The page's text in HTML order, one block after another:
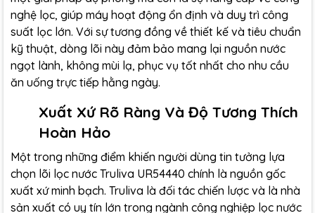
nghệ lọc, giúp máy hoạt động ổn định và duy trì công
suất lọc lớn. Với sự tương đồng về thiết kế và tiêu chuẩn
kỹ thuật, dòng lõi này đảm bảo mang lại nguồn nước
ngọt lành, không mùi lạ, phục vụ tốt nhất cho nhu cầu
ăn uống trực tiếp hằng ngày.
Xuất Xứ Rõ Ràng Và Độ Tương Thích
Hoàn Hảo
Một trong những điểm khiến người dùng tin tưởng lựa
chọn lõi lọc nước Truliva UR54440 chính là nguồn gốc
xuất xứ minh bạch. Truliva là đối tác chiến lược và là nhà
sản xuất có uy tín lớn trong ngành công nghiệp lọc nước